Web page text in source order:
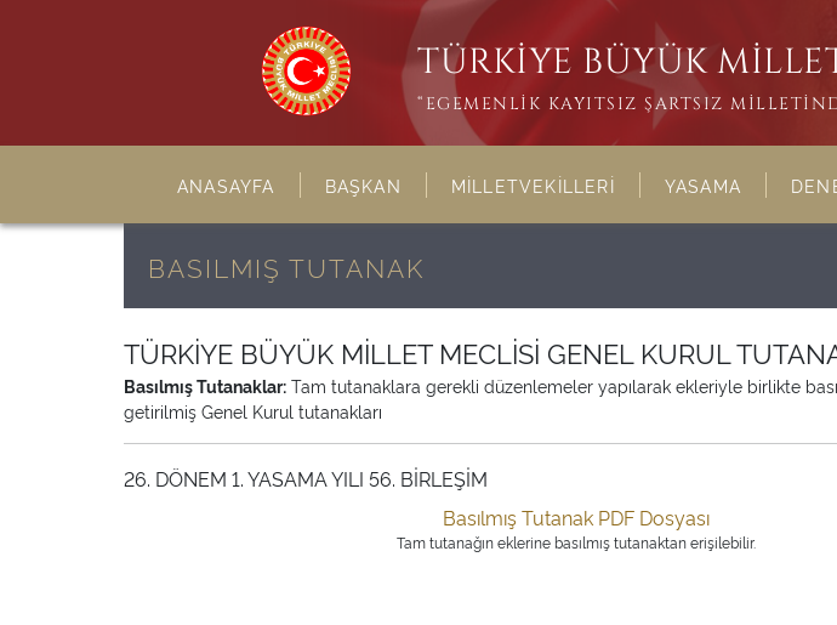
TÜRKİYE BÜYÜK
“EGEMENLİK KAYITSIZ ŞARTSIZ
ANASAYFA BAŞKAN MİLLETVEKİLLERİ YASAMA
BASILMIŞ TUTANAK
TÜRKİYE BÜYÜK MİLLET MECLİSİ GENEL KURUL
Basılmış Tutanaklar: Tam tutanaklara gerekli düzenlemeler yapılarak ekleriyle birlikte
getirilmiş Genel Kurul tutanakları
26. DÖNEM 1. YASAMA YILI 56. BİRLEŞİM
Basılmış Tutanak PDF Dosyası
Tam tutanağın eklerine basılmış tutanaktan erişilebilir.